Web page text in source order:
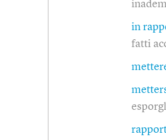
in
fatti